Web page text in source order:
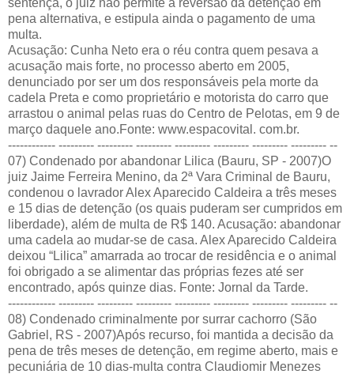
sentença, o juiz não permite a reversão da detenção em
pena alternativa, e estipula ainda o pagamento de uma
multa.
Acusação: Cunha Neto era o réu contra quem pesava a
acusação mais forte, no processo aberto em 2005,
denunciado por ser um dos responsáveis pela morte da
cadela Preta e como proprietário e motorista do carro que
arrastou o animal pelas ruas do Centro de Pelotas, em 9 de
março daquele ano.Fonte: www.espacovital. com.br.
------------ --------- --------- --------- --------- --------- --------- --------- --
07) Condenado por abandonar Lilica (Bauru, SP - 2007)O
juiz Jaime Ferreira Menino, da 2ª Vara Criminal de Bauru,
condenou o lavrador Alex Aparecido Caldeira a três meses
e 15 dias de detenção (os quais puderam ser cumpridos em
liberdade), além de multa de R$ 140. Acusação: abandonar
uma cadela ao mudar-se de casa. Alex Aparecido Caldeira
deixou “Lilica” amarrada ao trocar de residência e o animal
foi obrigado a se alimentar das próprias fezes até ser
encontrado, após quinze dias. Fonte: Jornal da Tarde.
------------ --------- --------- --------- --------- --------- --------- --------- --
08) Condenado criminalmente por surrar cachorro (São
Gabriel, RS - 2007)Após recurso, foi mantida a decisão da
pena de três meses de detenção, em regime aberto, mais e
pecuniária de 10 dias-multa contra Claudiomir Menezes